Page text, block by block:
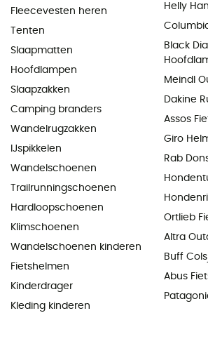
Fleecevesten heren
Tenten
Slaapmatten
Hoofdlampen
Slaapzakken
Camping branders
Wandelrugzakken
IJspikkelen
Wandelschoenen
Trailrunningschoenen
Hardloopschoenen
Klimschoenen
Wandelschoenen kinderen
Fietshelmen
Kinderdrager
Kleding kinderen
Helly
Black
Meindl
Dakine
Assos
Giro
Rab
Ortlieb
Altra
Buff
Abus